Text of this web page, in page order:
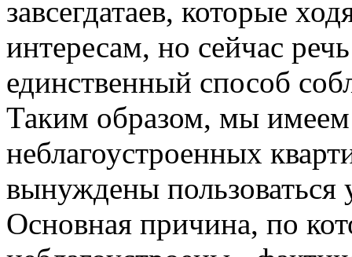
завсегдатаев, которые
интересам, но сейчас
единственный способ
Таким образом, мы имеем
неблагоустроенных
вынуждены пользоваться
Основная причина, по